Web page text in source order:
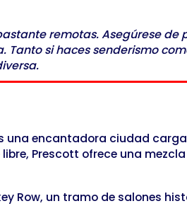
remotas. Asegúrese
si haces senderismo
una encantadora ciudad
Prescott ofrece una
Row, un tramo de salones